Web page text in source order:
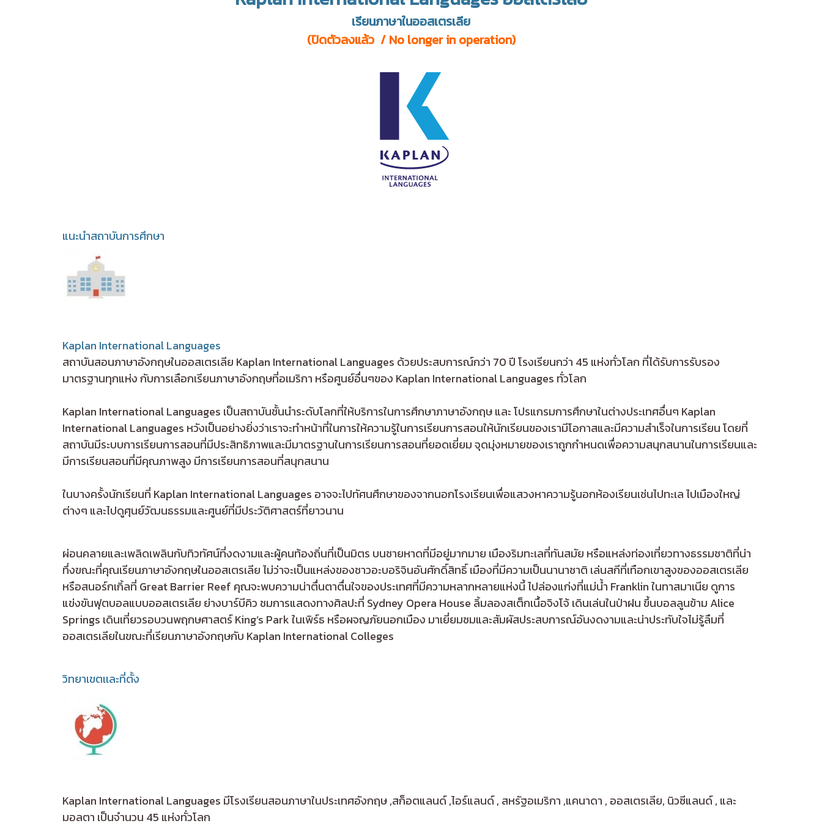
เรียนภาษาในออสเตรเลีย
(ปิดตัวลงแล้ว / No longer in operation)
แนะนำสถาบันการศึกษา
Kaplan International Languages
สถาบันสอนภาษาอังกฤษในออสเตรเลีย Kaplan International Languages ด้วยประสบการณ์กว่า 70 ปี โรงเรียนกว่า 45 แห่งทั่วโลก ที่ได้รับการรับรอง
มาตรฐานทุกแห่ง กับการเลือกเรียนภาษาอังกฤษที่อเมริกา หรือศูนย์อื่นๆของ Kaplan International Languages ทั่วโลก
Kaplan International Languages เป็นสถาบันชั้นนำระดับโลกที่ให้บริการในการศึกษาภาษาอังกฤษ และ โปรแกรมการศึกษาในต่างประเทศอื่นๆ Kaplan
International Languages หวังเป็นอย่างยิ่งว่าเราจะทำหน้าที่ในการให้ความรู้ในการเรียนการสอนให้นักเรียนของเรามีโอกาสและมีความสำเร็จในการเรียน โดยที่
สถาบันมีระบบการเรียนการสอนที่มีประสิทธิภาพและมีมาตรฐานในการเรียนการสอนที่ยอดเยี่ยม จุดมุ่งหมายของเราถูกกำหนดเพื่อความสนุกสนานในการเรียนและ
มีการเรียนสอนที่มีคุณภาพสูง มีการเรียนการสอนที่สนุกสนาน
ในบางครั้งนักเรียนที่ Kaplan International Languages อาจจะไปทัศนศึกษาของจากนอกโรงเรียนเพื่อแสวงหาความรู้นอกห้องเรียนเช่นไปทะเล ไปเมืองใหญ่
ต่างๆ และไปดูศุนย์วัฒนธรรมและศูนย์ที่มีประวัติศาสตร์ที่ยาวนาน
ผ่อนคลายและเพลิดเพลินกับทิวทัศน์ที่งดงามและผู้คนท้องถิ่นที่เป็นมิตร บนชายหาดที่มีอยู่มากมาย เมืองริมทะเลที่ทันสมัย หรือแหล่งท่องเที่ยวทางธรรมชาติที่น่า
ทึ่งขณะที่คุณเรียนภาษาอังกฤษในออสเตรเลีย ไม่ว่าจะเป็นแหล่งของชาวอะบอริจินอันศักดิ์สิทธิ์ เมืองที่มีความเป็นนานาชาติ เล่นสกีที่เทือกเขาสูงของออสเตรเลีย
หรือสนอร์กเกิ้ลที่ Great Barrier Reef คุณจะพบความน่าตื่นตาตื่นใจของประเทศที่มีความหลากหลายแห่งนี้ ไปล่องแก่งที่แม่น้ำ Franklin ในทาสมาเนีย ดูการ
แข่งขันฟุตบอลแบบออสเตรเลีย ย่างบาร์บีคิว ชมการแสดงทางศิลปะที่ Sydney Opera House ลิ้มลองสเต็กเนื้อจิงโจ้ เดินเล่นในป่าฝน ขึ้นบอลลูนข้าม Alice
Springs เดินเที่ยวรอบวนพฤกษศาสตร์ King’s Park ในเพิร์ธ หรือผจญภัยนอกเมือง มาเยี่ยมชมและสัมผัสประสบการณ์อันงดงามและน่าประทับใจไม่รู้ลืมที่
ออสเตรเลียในขณะที่เรียนภาษาอังกฤษกับ Kaplan International Colleges
วิทยาเขตเเละที่ตั้ง
Kaplan International Languages มีโรงเรียนสอนภาษาในประเทศอังกฤษ ,สก็อตแลนด์ ,ไอร์แลนด์ , สหรัฐอเมริกา ,แคนาดา , ออสเตรเลีย, นิวซีแลนด์ , และ
มอลตา เป็นจำนวน 45 แห่งทั่วโลก